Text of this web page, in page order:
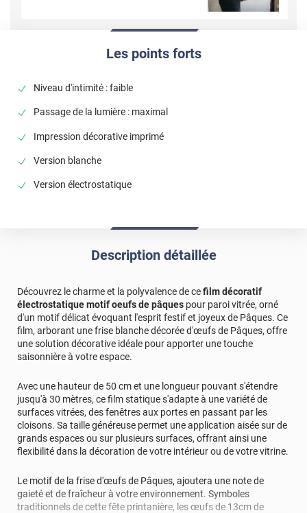
Les points forts
Niveau d'intimité : faible
Passage de la lumière : maximal
Impression décorative imprimé
Version blanche
Version électrostatique
Description détaillée
Découvrez le charme et la polyvalence de cefilm décoratif
électrostatique motif oeufs de pâques pour paroi vitrée, orné
d'un motif délicat évoquant l'esprit festif et joyeux de Pâques. Ce
film, arborant une frise blanche décorée d'œufs de Pâques, offre
une solution décorative idéale pour apporter une touche
saisonnière à votre espace.
Avec une hauteur de 50 cm et une longueur pouvant s'étendre
jusqu'à 30 mètres, ce film statique s'adapte à une variété de
surfaces vitrées, des fenêtres aux portes en passant par les
cloisons. Sa taille généreuse permet une application aisée sur de
grands espaces ou sur plusieurs surfaces, offrant ainsi une
flexibilité dans la décoration de votre intérieur ou de votre vitrine.
Le motif de la frise d'œufs de Pâques, ajoutera une note de
gaieté et de fraîcheur à votre environnement. Symboles
traditionnels de cette fête printanière, les œufs de 13cm de